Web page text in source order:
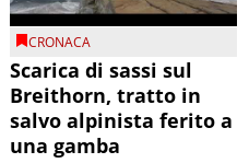
CRONACA
Scarica di sassi sul
Breithorn, tratto in
salvo alpinista ferito a
una gamba